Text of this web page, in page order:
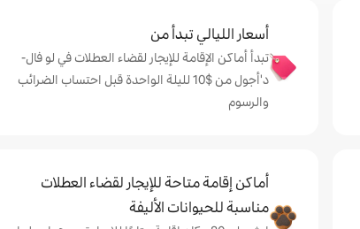
أسعار الليالي تبدأ من
تبدأ أماكن الإقامة للإيجار لقضاء العطلات في لو فال-
د'أجول من $‏10 لليلة الواحدة قبل احتساب الضرائب
والرسوم
أماكن إقامة متاحة للإيجار لقضاء العطلات
مناسبة للحيوانات الأليفة